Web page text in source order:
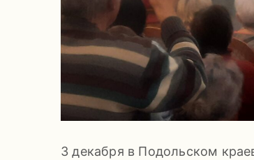
3 декабря в Подольском